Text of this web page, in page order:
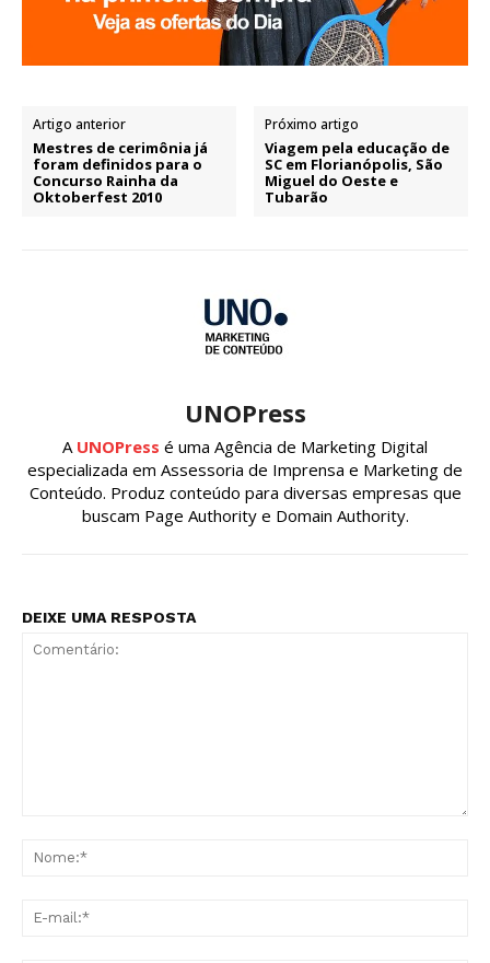
Artigo anterior
Mestres de cerimônia já
foram definidos para o
Concurso Rainha da
Oktoberfest 2010
Próximo artigo
Viagem pela educação de
SC em Florianópolis, São
Miguel do Oeste e
Tubarão
UNOPress
A UNOPress é uma Agência de Marketing Digital
especializada em Assessoria de Imprensa e Marketing de
Conteúdo. Produz conteúdo para diversas empresas que
buscam Page Authority e Domain Authority.
DEIXE UMA RESPOSTA